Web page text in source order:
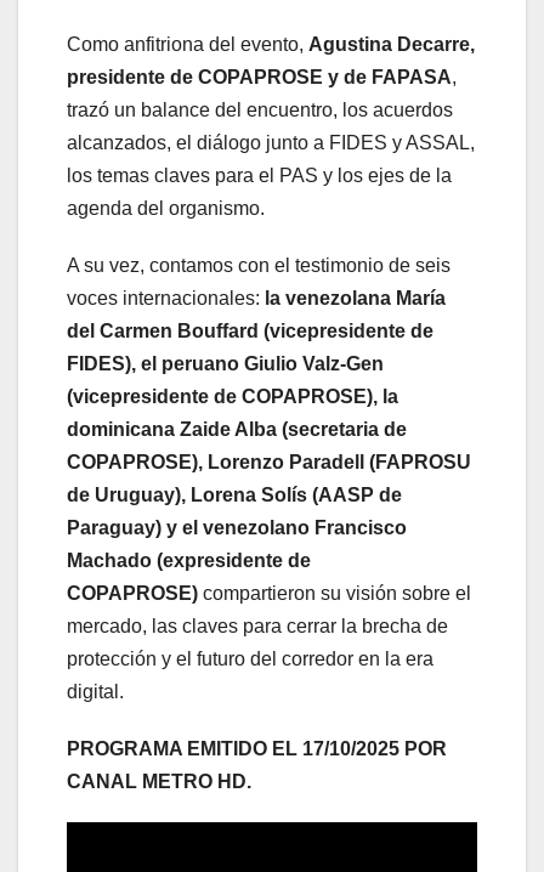
Como anfitriona del evento, Agustina Decarre,
presidente de COPAPROSE y de FAPASA,
trazó un balance del encuentro, los acuerdos
alcanzados, el diálogo junto a FIDES y ASSAL,
los temas claves para el PAS y los ejes de la
agenda del organismo.
A su vez, contamos con el testimonio de seis
voces internacionales: la venezolana María
del Carmen Bouffard (vicepresidente de
FIDES), el peruano Giulio Valz-Gen
(vicepresidente de COPAPROSE), la
dominicana Zaide Alba (secretaria de
COPAPROSE), Lorenzo Paradell (FAPROSU
de Uruguay), Lorena Solís (AASP de
Paraguay) y el venezolano Francisco
Machado (expresidente de
COPAPROSE) compartieron su visión sobre el
mercado, las claves para cerrar la brecha de
protección y el futuro del corredor en la era
digital.
PROGRAMA EMITIDO EL 17/10/2025 POR
CANAL METRO HD.